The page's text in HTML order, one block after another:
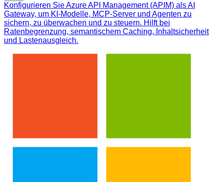
Konfigurieren Sie Azure API Management (APIM) als AI
Gateway, um KI-Modelle, MCP-Server und Agenten zu
sichern, zu überwachen und zu steuern. Hilft bei
Ratenbegrenzung, semantischem Caching, Inhaltsicherheit
und Lastenausgleich.